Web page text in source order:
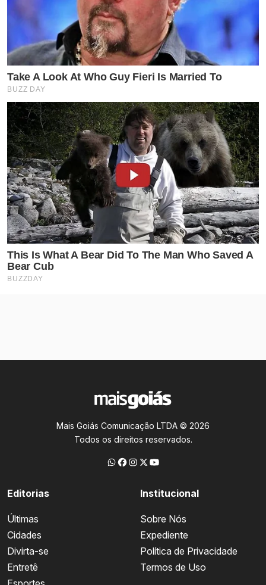
Mais Goiás Comunicação LTDA © 2026
Todos os direitos reservados.
Editorias
Últimas
Cidades
Divirta-se
Entretê
Institucional
Sobre Nós
Expediente
Política de Privacidade
Termos de Uso